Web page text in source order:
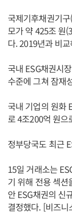
국제기후채권기
모가 약 425조 원
다. 2019년과 비
국내 ESG채권시
수준에 그쳐 잠재
국내 기업의 원화
로 4조200억 원
정부당국도 최근
15일 거래소는
기 위해 전용 섹션
안 ESG채권의 신
결정했다. [비즈